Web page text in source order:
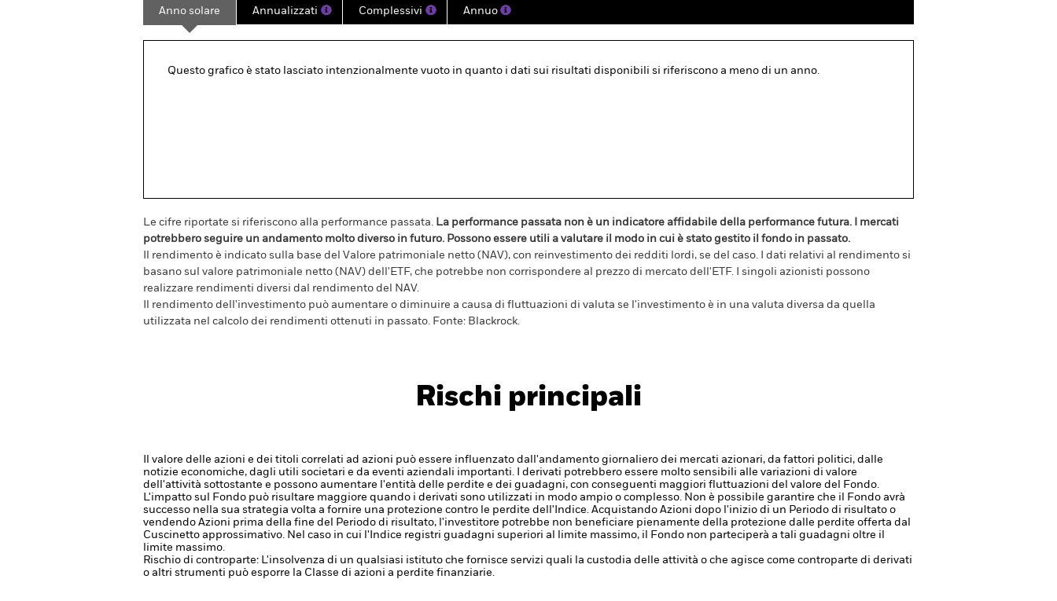
Anno solare Annualizzati Complessivi Annuo
Questo grafico è stato lasciato intenzionalmente vuoto in quanto i dati sui risultati disponibili si riferiscono a meno di un anno.
Le cifre riportate si riferiscono alla performance passata. La performance passata non è un indicatore affidabile della performance futura. I mercati
potrebbero seguire un andamento molto diverso in futuro. Possono essere utili a valutare il modo in cui è stato gestito il fondo in passato.
Il rendimento è indicato sulla base del Valore patrimoniale netto (NAV), con reinvestimento dei redditi lordi, se del caso. I dati relativi al rendimento si
basano sul valore patrimoniale netto (NAV) dell'ETF, che potrebbe non corrispondere al prezzo di mercato dell'ETF. I singoli azionisti possono
realizzare rendimenti diversi dal rendimento del NAV.
Il rendimento dell'investimento può aumentare o diminuire a causa di fluttuazioni di valuta se l'investimento è in una valuta diversa da quella
utilizzata nel calcolo dei rendimenti ottenuti in passato. Fonte: Blackrock.
Rischi principali
Il valore delle azioni e dei titoli correlati ad azioni può essere influenzato dall'andamento giornaliero dei mercati azionari, da fattori politici, dalle
notizie economiche, dagli utili societari e da eventi aziendali importanti.
I derivati potrebbero essere molto sensibili alle variazioni di valore
dell'attività sottostante e possono aumentare l'entità delle perdite e dei guadagni, con conseguenti maggiori fluttuazioni del valore del Fondo.
L'impatto sul Fondo può risultare maggiore quando i derivati sono utilizzati in modo ampio o complesso. Non è possibile garantire che il Fondo avrà
successo nella sua strategia volta a fornire una protezione contro le perdite dell'Indice. Acquistando Azioni dopo l'inizio di un Periodo di risultato o
vendendo Azioni prima della fine del Periodo di risultato, l'investitore potrebbe non beneficiare pienamente della protezione dalle perdite offerta dal
Cuscinetto approssimativo. Nel caso in cui l'Indice registri guadagni superiori al limite massimo, il Fondo non parteciperà a tali guadagni oltre il
limite massimo.
Rischio di controparte: L'insolvenza di un qualsiasi istituto che fornisce servizi quali la custodia delle attività o che agisce come controparte di derivati
o altri strumenti può esporre la Classe di azioni a perdite finanziarie.